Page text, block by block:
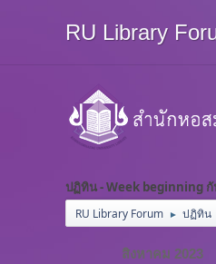
RU Library
ปฏิทิน - Week beginning
RU Library Forum ► ปฏิทิน
สิงหาคม 2023